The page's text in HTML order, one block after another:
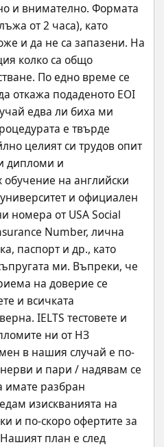
и внимателно. Формата
от 2 часа), като
и да не са запазени. На
колко са общо
По едно време се
откажа подаденото EOI
едва ли биха ми
е твърде
целият си трудов опит
дипломи и
на английски
и официален
номера от USA Social
Number, лична
паспорт и др., като
ми. Въпреки, че
на доверие се
и всичката
IELTS тестовете и
ни от НЗ
в нашия случай е по-
и пари / надявам се
имате разбран
изискванията на
и по-скоро офертите за
план е след